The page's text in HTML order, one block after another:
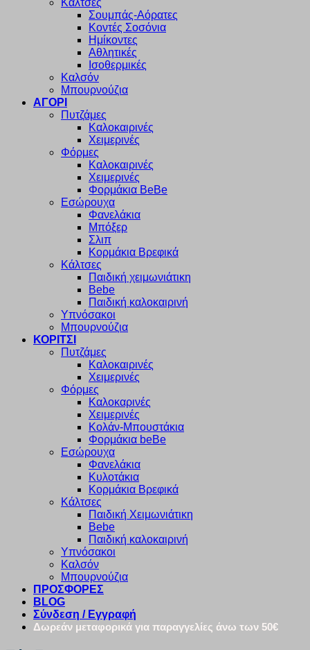
Κάλτσες
Σουμπάς-Αόρατες
Κοντές Σοσόνια
Ημίκοντες
Αθλητικές
Ισοθερμικές
Καλσόν
Μπουρνούζια
ΑΓΟΡΙ
Πυτζάμες
Καλοκαιρινές
Χειμερινές
Φόρμες
Καλοκαιρινές
Χειμερινές
Φορμάκια BeBe
Εσώρουχα
Φανελάκια
Μπόξερ
Σλιπ
Κορμάκια Βρεφικά
Κάλτσες
Παιδική χειμωνιάτικη
Bebe
Παιδική καλοκαιρινή
Υπνόσακοι
Μπουρνούζια
ΚΟΡΙΤΣΙ
Πυτζάμες
Καλοκαιρινές
Χειμερινές
Φόρμες
Καλοκαρινές
Χειμερινές
Κολάν-Μπουστάκια
Φορμάκια beBe
Εσώρουχα
Φανελάκια
Κυλοτάκια
Κορμάκια Βρεφικά
Κάλτσες
Παιδική Χειμωνιάτικη
Bebe
Παιδική καλοκαιρινή
Υπνόσακοι
Καλσόν
Μπουρνούζια
ΠΡΟΣΦΟΡΕΣ
BLOG
Σύνδεση / Εγγραφή
Δωρεάν μεταφορικά για παραγγελίες άνω των 50€